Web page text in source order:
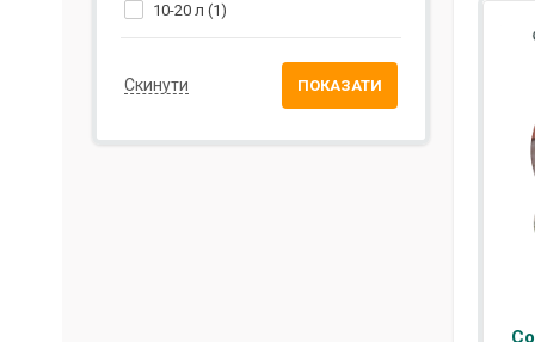
10-20 л (1)